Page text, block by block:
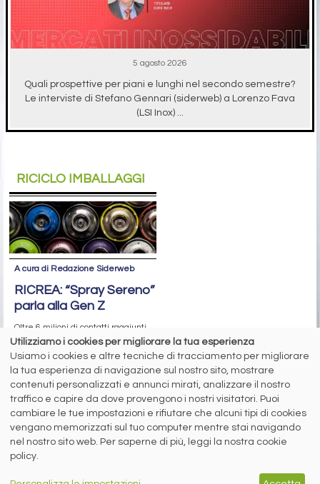
5 agosto 2026
Quali prospettive per piani e lunghi nel secondo semestre?
Le interviste di Stefano Gennari (siderweb) a Lorenzo Fava
(LSI Inox) ...
RICICLO IMBALLAGGI
A cura di Redazione Siderweb
RICREA: “Spray Sereno”
parla alla Gen Z
Oltre 6 milioni di contatti raggiunti
sui social network per la campagna
sul riciclo degli aerosol
siderweb
LA COMMUNITY DELL'ACCIAIO
Siderweb S.p.A. SB Società del gruppo Morandi Group s.r.l.
Utilizziamo i cookies per migliorare la tua esperienza
Usiamo i cookies e altre tecniche di tracciamento per migliorare
la tua esperienza di navigazione sul nostro sito, mostrare
contenuti personalizzati e annunci mirati, analizzare il nostro
traffico e capire da dove provengono i nostri visitatori. Puoi
cambiare le tue impostazioni e rifiutare che alcuni tipi di cookies
vengano memorizzati sul tuo computer mentre stai navigando
nel nostro sito web. Per saperne di più, leggi la nostra cookie
policy.